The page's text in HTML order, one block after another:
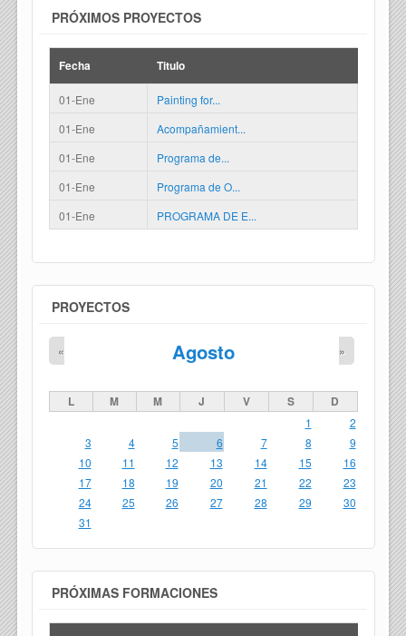
PRÓXIMOS PROYECTOS
Fecha Titulo
01-Ene
Painting for...
01-Ene
Acompañamient...
01-Ene
Programa de...
01-Ene
Programa de O...
01-Ene
PROGRAMA DE E...
PROYECTOS
Agosto
« »
L M M J V S D
1
2
3
4 5 6 7 8
9
10
11 12 13 14 15
16
17
18 19 20 21 22
23
24
25 26 27 28 29
30
31
PRÓXIMAS FORMACIONES